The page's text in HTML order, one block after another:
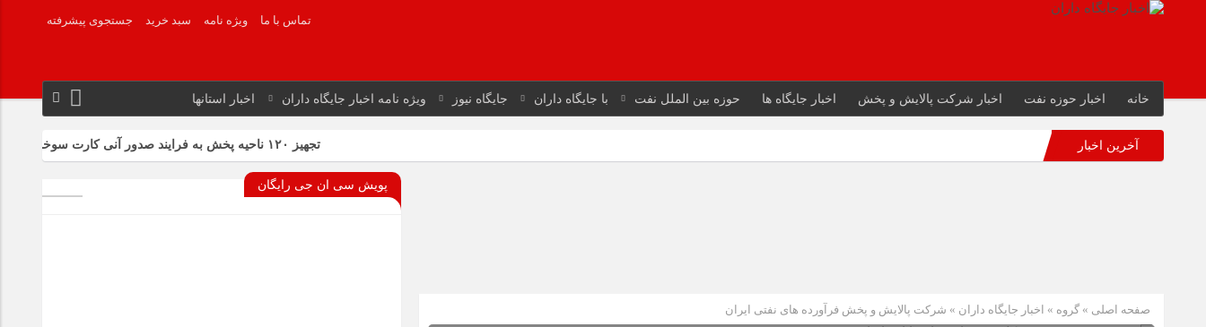
تماس با ما ویژه نامه سبد خرید جستجوی پیشرفته
خانه اخبار حوزه نفت اخبار شرکت پالایش و پخش اخبار جایگاه ها حوزه بین الملل نفت با جایگاه داران جایگاه نیوز ویژه نامه اخبار جایگاه داران اخبار استانها
آخرین اخبار فروش نفت
صفحه اصلی » گروه » اخبار جایگاه داران » شرکت پالایش و پخش فرآورده های نفتی ایران
پویش سی ان جی رایگان